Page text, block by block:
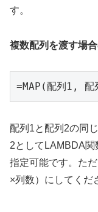
す。
複数配列を渡す場合
=MAP(配列1,
配列1と配列2の同
2としてLAMBDA関
指定可能です。た
×列数）にしてくだ